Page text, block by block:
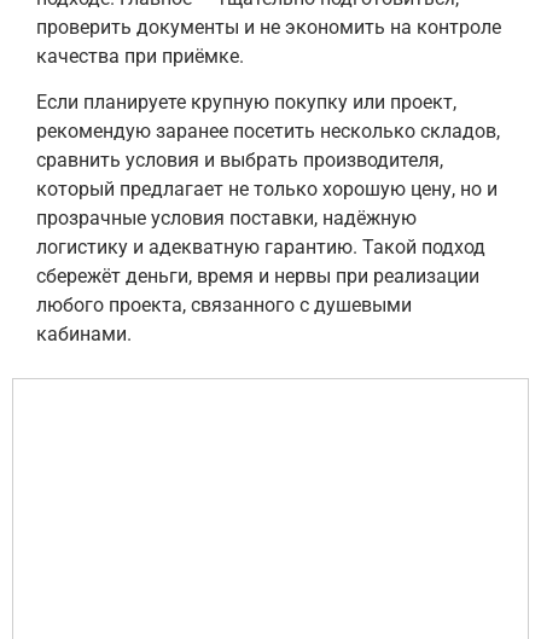
проверить документы и не экономить на контроле
качества при приёмке.
Если планируете крупную покупку или проект,
рекомендую заранее посетить несколько складов,
сравнить условия и выбрать производителя,
который предлагает не только хорошую цену, но и
прозрачные условия поставки, надёжную
логистику и адекватную гарантию. Такой подход
сбережёт деньги, время и нервы при реализации
любого проекта, связанного с душевыми
кабинами.